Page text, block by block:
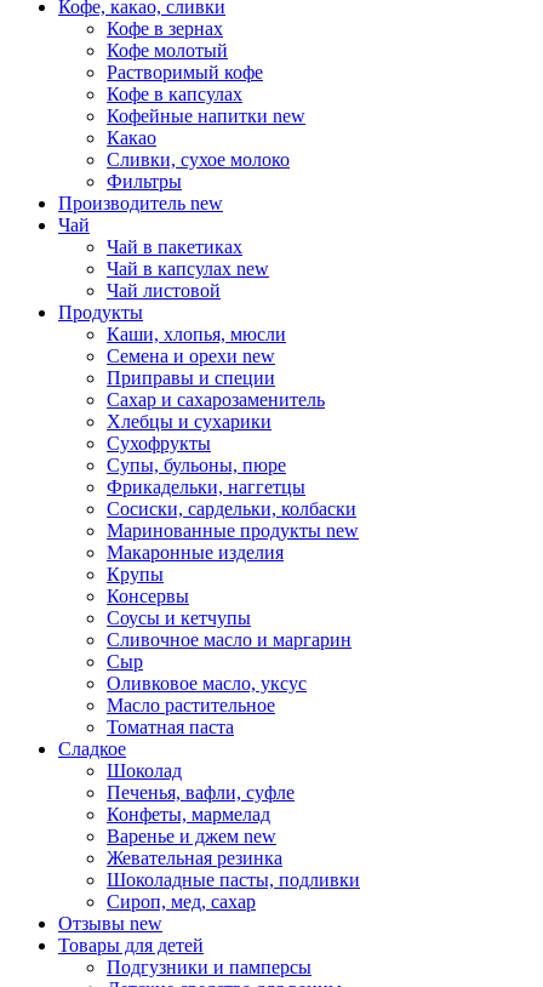
Кофе, какао, сливки
Кофе в зернах
Кофе молотый
Растворимый кофе
Кофе в капсулах
Кофейные напитки new
Какао
Сливки, сухое молоко
Фильтры
Производитель new
Чай
Чай в пакетиках
Чай в капсулах new
Чай листовой
Продукты
Каши, хлопья, мюсли
Семена и орехи new
Приправы и специи
Сахар и сахарозаменитель
Хлебцы и сухарики
Сухофрукты
Супы, бульоны, пюре
Фрикадельки, наггетцы
Сосиски, сардельки, колбаски
Маринованные продукты new
Макаронные изделия
Крупы
Консервы
Соусы и кетчупы
Сливочное масло и маргарин
Сыр
Оливковое масло, уксус
Масло растительное
Томатная паста
Сладкое
Шоколад
Печенья, вафли, суфле
Конфеты, мармелад
Варенье и джем new
Жевательная резинка
Шоколадные пасты, подливки
Сироп, мед, сахар
Отзывы new
Товары для детей
Подгузники и памперсы